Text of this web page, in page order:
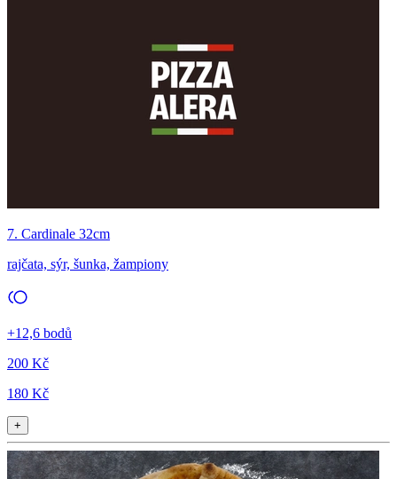
7. Cardinale 32cm
rajčata, sýr, šunka, žampiony
+12,6 bodů
200 Kč
180 Kč
+